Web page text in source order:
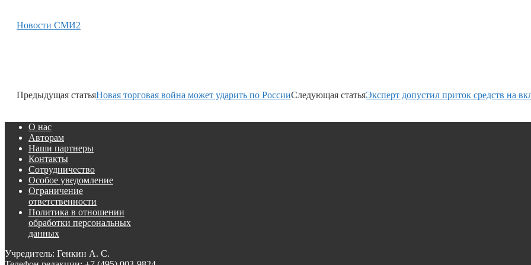
Новости СМИ2
Предыдущая статьяНовая торговая война может ударить по РоссииСледующая статьяЭксперт допустил приток средств на
О нас
Авторам
Наши партнеры
Контакты
Сотрудничество
Особое уведомление
Ограничение
ответственности
Политика в отношении
обработки персональных
данных
Учредитель: Генкин А. С.